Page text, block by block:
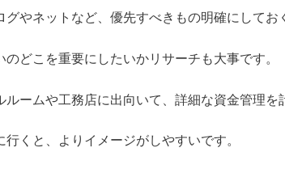
グやネットなど、優先すべきもの明確にしてお
のどこを重要にしたいかリサーチも大事です。
ルームや工務店に出向いて、詳細な資金管理を
行くと、よりイメージがしやすいです。